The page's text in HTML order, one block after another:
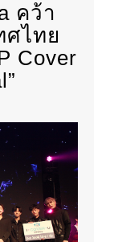
คว้า
ไทย
Cover